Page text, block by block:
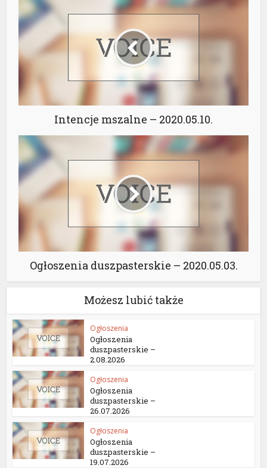
Intencje mszalne – 2020.05.10.
Ogłoszenia duszpasterskie – 2020.05.03.
Możesz lubić także
Ogłoszenia
Ogłoszenia
duszpasterskie –
2.08.2026
Ogłoszenia
Ogłoszenia
duszpasterskie –
26.07.2026
Ogłoszenia
Ogłoszenia
duszpasterskie –
19.07.2026